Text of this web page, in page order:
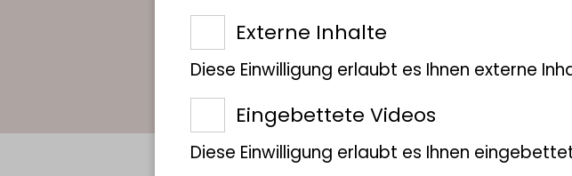
Externe Inhalte
Diese Einwilligung erlaubt es Ihnen externe
Eingebettete Videos
Diese Einwilligung erlaubt es Ihnen